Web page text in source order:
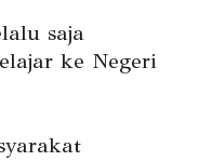
saja
ke Negeri